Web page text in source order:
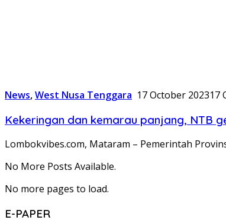
News,West Nusa Tenggara 17 October 202317
Kekeringan dan kemarau panjang, NTB
Lombokvibes.com, Mataram – Pemerintah
No More Posts Available.
No more pages to load.
E-PAPER